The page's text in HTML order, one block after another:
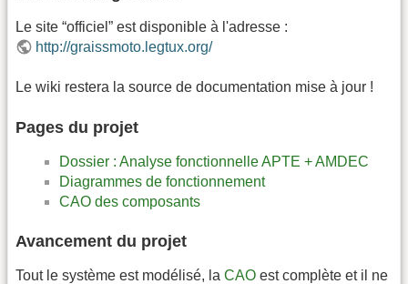
Le site “officiel” est disponible à l'adresse :
http://graissmoto.legtux.org/
Le wiki restera la source de documentation mise à jour !
Pages du projet
Dossier : Analyse fonctionnelle APTE + AMDEC
Diagrammes de fonctionnement
CAO des composants
Avancement du projet
Tout le système est modélisé, la CAO est complète et il ne